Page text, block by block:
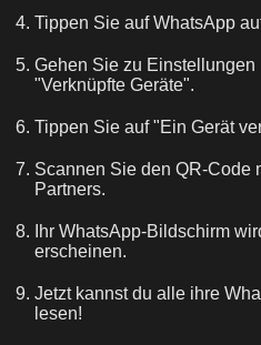
Tippen Sie auf WhatsApp
Gehen Sie zu
"Verknüpfte Geräte".
Tippen Sie auf "Ein Gerät
Scannen Sie den QR-Code
Partners.
Ihr WhatsApp-Bildschirm
erscheinen.
Jetzt kannst du alle ihre
lesen!